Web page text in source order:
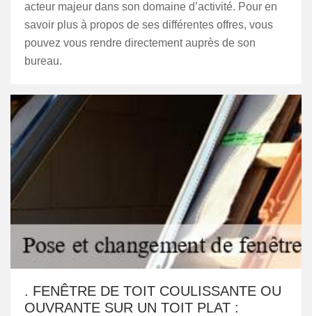
acteur majeur dans son domaine d’activité. Pour en
savoir plus à propos de ses différentes offres, vous
pouvez vous rendre directement auprès de son
bureau.
. FENÊTRE DE TOIT COULISSANTE OU
OUVRANTE SUR UN TOIT PLAT :